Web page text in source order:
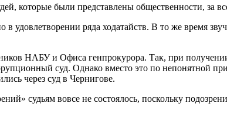
которые были представлены общественности, за
удовлетворении ряда ходатайств. В то же время
НАБУ и Офиса генпрокурора. Так, при
суд. Однако вместо это по непонятной
через суд в Чернигове.
судьям вовсе не состоялось, поскольку